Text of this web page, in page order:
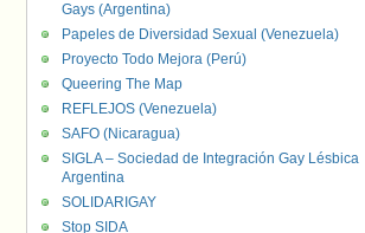
Gays (Argentina)
Papeles de Diversidad Sexual (Venezuela)
Proyecto Todo Mejora (Perú)
Queering The Map
REFLEJOS (Venezuela)
SAFO (Nicaragua)
SIGLA – Sociedad de Integración Gay Lésbica
Argentina
SOLIDARIGAY
Stop SIDA